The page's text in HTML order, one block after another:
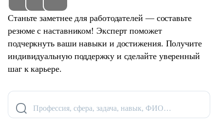
Станьте заметнее для работодателей — составьте
резюме с наставником! Эксперт поможет
подчеркнуть ваши навыки и достижения. Получите
индивидуальную поддержку и сделайте уверенный
шаг к карьере.
Профессия, сфера, задача, навык, ФИО…